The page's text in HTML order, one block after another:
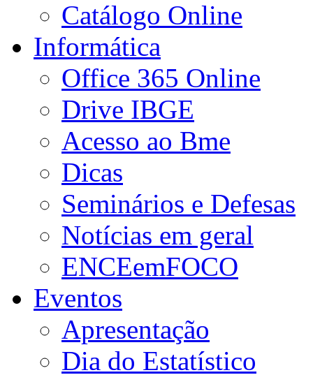
Catálogo Online
Informática
Office 365 Online
Drive IBGE
Acesso ao Bme
Dicas
Seminários e Defesas
Notícias em geral
ENCEemFOCO
Eventos
Apresentação
Dia do Estatístico